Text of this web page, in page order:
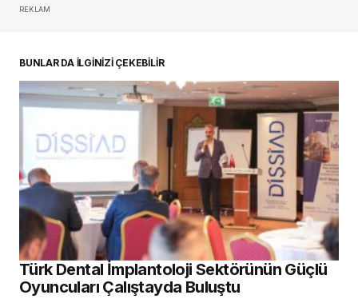
REKLAM
BUNLAR DA İLGİNİZİ ÇEKEBİLİR
Türk Dental İmplantoloji Sektörünün Güçlü
Oyuncuları Çalıştayda Buluştu